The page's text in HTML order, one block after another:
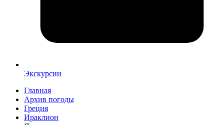
Экскурсии
Главная
Архив погоды
Греция
Ираклион